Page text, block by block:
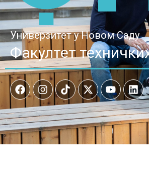
Универзитет у Новом Саду
Факултет